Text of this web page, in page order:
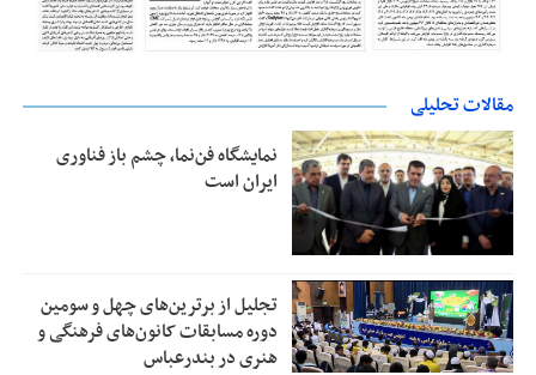
مقالات تحلیلی
نمایشگاه فن‌نما، چشم باز فناوری
ایران است
تجلیل از بر‌ترین‌های چهل و سومین
دوره مسابقات کانون‌های فرهنگی و
هنری در بندرعباس